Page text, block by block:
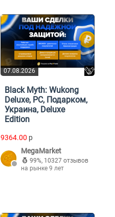
07.08.2026
Black Myth: Wukong
Deluxe, PC, Подарком,
Украина, Deluxe
Edition
9364.00 p
MegaMarket
99%, 10327 отзывов
на рынке 9 лет